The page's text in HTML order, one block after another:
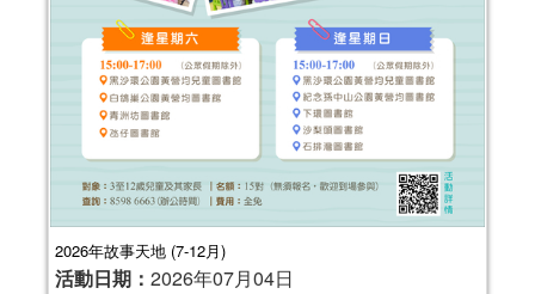
2026年故事天地 (7-12月)
活動日期： 2026年07月04日